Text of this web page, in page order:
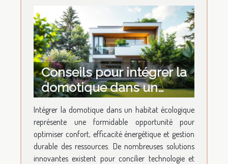
Conseils pour intégrer la
domotique dans un
habitat écologique
Intégrer la domotique dans un habitat écologique
représente une formidable opportunité pour
optimiser confort, efficacité énergétique et gestion
durable des ressources. De nombreuses solutions
innovantes existent pour concilier technologie et